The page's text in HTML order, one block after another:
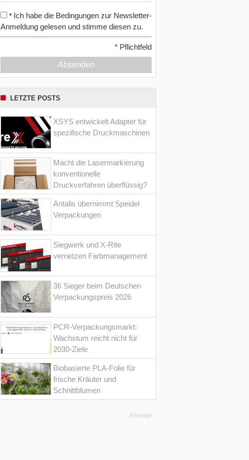
* Ich habe die Bedingungen zur Newsletter-
Anmeldung gelesen und stimme diesen zu.
* Pflichtfeld
Absenden
LETZTE POSTS
XSYS entwickelt Adapter für
spezifische Druckmaschinen
Macht die Lasermarkierung
konventionelle
Druckverfahren überflüssig?
Antalis übernimmt Speidel
Verpackungen
Siegwerk und X-Rite
vernetzen Farbmanagement
36 Sieger beim Deutschen
Verpackungspreis 2026
PCR-Verpackungsmarkt:
Wachstum reicht nicht für
2030-Ziele
Biobasierte PLA-Folie für
frische Kräuter und
Schnittblumen
Anzeige